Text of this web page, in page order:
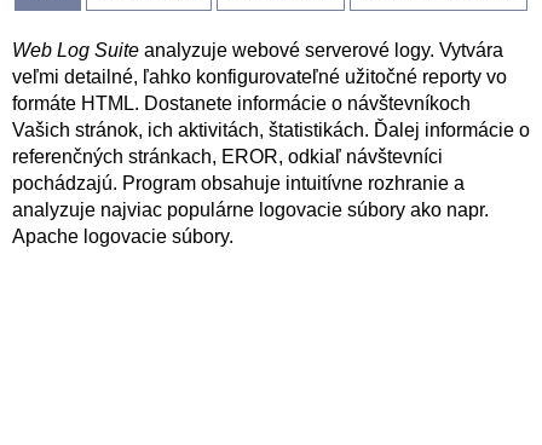
Web Log Suite analyzuje webové serverové logy. Vytvára
veľmi detailné, ľahko konfigurovateľné užitočné reporty vo
formáte HTML. Dostanete informácie o návštevníkoch
Vašich stránok, ich aktivitách, štatistikách. Ďalej informácie o
referenčných stránkach, EROR, odkiaľ návštevníci
pochádzajú. Program obsahuje intuitívne rozhranie a
analyzuje najviac populárne logovacie súbory ako napr.
Apache logovacie súbory.